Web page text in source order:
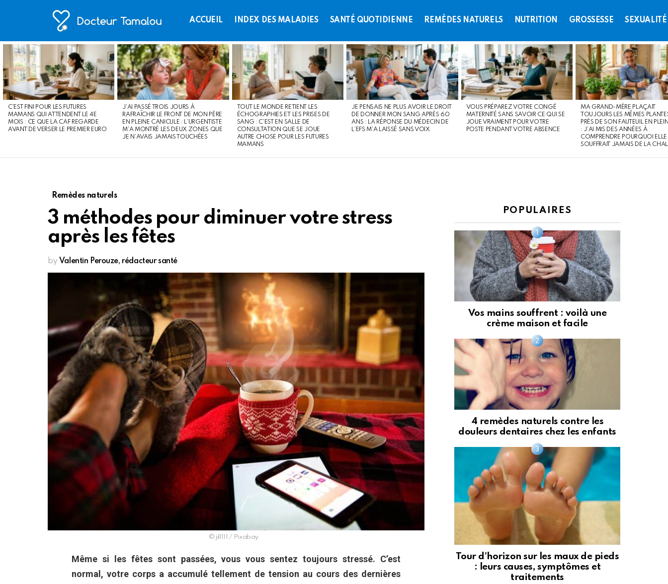
ACCUEIL INDEX DES MALADIES SANTÉ QUOTIDIENNE REMÈDES NATURELS NUTRITION GROSSESSE SEXUALITÉ
LATEST
STORIES
C’EST FINI POUR LES FUTURES
MAMANS QUI ATTENDENT LE 4E
MOIS : CE QUE LA CAF REGARDE
AVANT DE VERSER LE PREMIER EURO
J’AI PASSÉ TROIS JOURS À
RAFRAÎCHIR LE FRONT DE MON PÈRE
EN PLEINE CANICULE : L’URGENTISTE
M’A MONTRÉ LES DEUX ZONES QUE
JE N’AVAIS JAMAIS TOUCHÉES
TOUT LE MONDE RETIENT LES
ÉCHOGRAPHIES ET LES PRISES DE
SANG : C’EST EN SALLE DE
CONSULTATION QUE SE JOUE
AUTRE CHOSE POUR LES FUTURES
MAMANS
JE PENSAIS NE PLUS AVOIR LE DROIT
DE DONNER MON SANG APRÈS 60
ANS : LA RÉPONSE DU MÉDECIN DE
L’EFS M’A LAISSÉ SANS VOIX
VOUS PRÉPAREZ VOTRE CONGÉ
MATERNITÉ SANS SAVOIR CE QUI SE
JOUE VRAIMENT POUR VOTRE
POSTE PENDANT VOTRE ABSENCE
MA GRAND-MÈRE PLAÇAIT
TOUJOURS LES MÊMES
PRÈS DE SON FAUTEUIL EN
: J’AI MIS DES ANNÉES À
COMPRENDRE POURQUOI ELLE
SOUFFRAIT JAMAIS DE LA
Remèdes naturels
3 méthodes pour diminuer votre stress
après les fêtes
by Valentin Perouze, rédacteur santé
© jill111 / Pixabay
Même si les fêtes sont passées, vous vous sentez toujours stressé. C’est
normal, votre corps a accumulé tellement de tension au cours des dernières
POPULAIRES
Vos mains souffrent : voilà une
crème maison et facile
4 remèdes naturels contre les
douleurs dentaires chez les enfants
Tour d’horizon sur les maux de pieds
: leurs causes, symptômes et
traitements